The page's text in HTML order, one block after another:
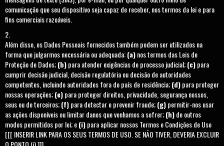
comunicação que seu dispositivo seja capaz de receber, nos termos da lei e para
fins comerciais razoáveis.
Além disso, os Dados Pessoais fornecidos também podem ser utilizados na
forma que julgarmos necessária ou adequada:(a)nos termos das Leis de
Proteção de Dados;(b)para atender exigências de processo judicial;(c)para
cumprir decisão judicial, decisão regulatória ou decisão de autoridades
competentes, incluindo autoridades fora do país de residência;(d)para proteger
nossas operações;(e)para proteger direitos, privacidade, segurança nossos,
seus ou de terceiros;(f)para detectar e prevenir fraude;(g)permitir-nos usar
as ações disponíveis ou limitar danos que venhamos a sofrer;(h)de outros
modos permitidos por lei; e(i)para aplicar nossos Termos e Condições de Uso
[[[ INSERIR LINK PARA OS SEUS TERMOS DE USO. SE NÃO TIVER, DEVERIA EXCLUIR